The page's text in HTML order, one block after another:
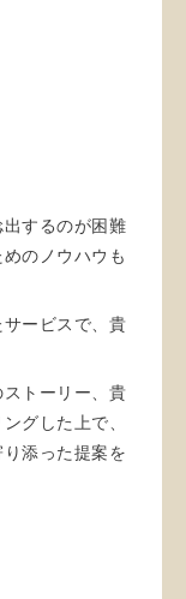
するのが困難
のノウハウも
ービスで、貴
トーリー、貴
グした上で、
添った提案を